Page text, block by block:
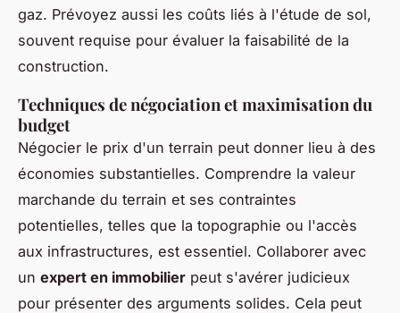
gaz. Prévoyez aussi les coûts liés à l'étude de sol,
souvent requise pour évaluer la faisabilité de la
construction.
Techniques de négociation et maximisation du
budget
Négocier le prix d'un terrain peut donner lieu à des
économies substantielles. Comprendre la valeur
marchande du terrain et ses contraintes
potentielles, telles que la topographie ou l'accès
aux infrastructures, est essentiel. Collaborer avec
un expert en immobilier peut s'avérer judicieux
pour présenter des arguments solides. Cela peut